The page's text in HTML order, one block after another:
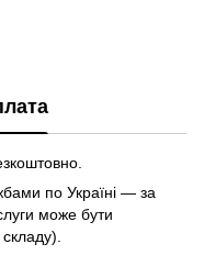
по Україні — за
може бути